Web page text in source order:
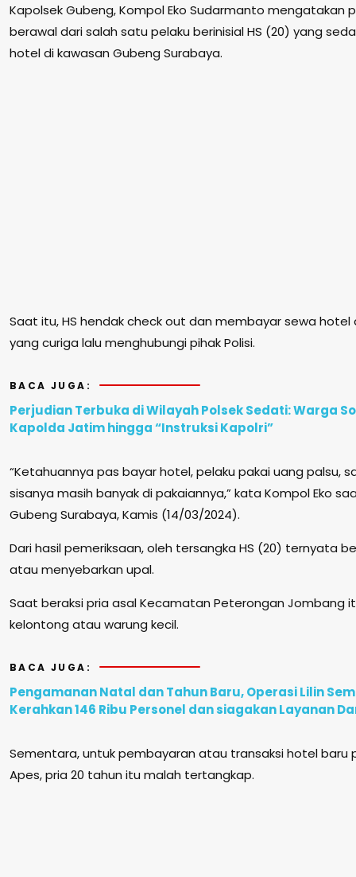
Kapolsek Gubeng, Kompol Eko Sudarmanto mengatakan
berawal dari salah satu pelaku berinisial HS (20) yang
hotel di kawasan Gubeng Surabaya.
Saat itu, HS hendak check out dan membayar sewa hotel
yang curiga lalu menghubungi pihak Polisi.
BACA JUGA:
Perjudian Terbuka di Wilayah Polsek Sedati: Warga
Kapolda Jatim hingga “Instruksi Kapolri”
“Ketahuannya pas bayar hotel, pelaku pakai uang palsu,
sisanya masih banyak di pakaiannya,” kata Kompol Eko
Gubeng Surabaya, Kamis (14/03/2024).
Dari hasil pemeriksaan, oleh tersangka HS (20) ternyata
atau menyebarkan upal.
Saat beraksi pria asal Kecamatan Peterongan Jombang
kelontong atau warung kecil.
BACA JUGA:
Pengamanan Natal dan Tahun Baru, Operasi Lilin
Kerahkan 146 Ribu Personel dan siagakan Layanan
Sementara, untuk pembayaran atau transaksi hotel baru
Apes, pria 20 tahun itu malah tertangkap.